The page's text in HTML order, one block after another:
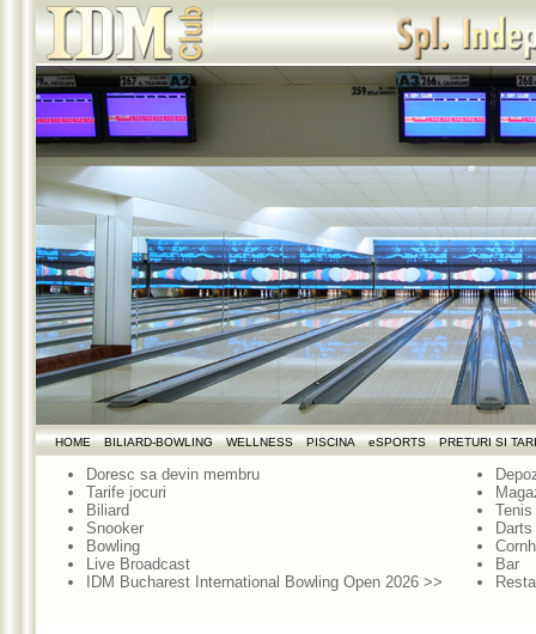
HOME BILIARD-BOWLING WELLNESS PISCINA eSPORTS PRETURI SI
Doresc sa devin membru
Tarife jocuri
Biliard
Snooker
Bowling
Live Broadcast
IDM Bucharest International Bowling Open 2026 >>
Darts
Bar